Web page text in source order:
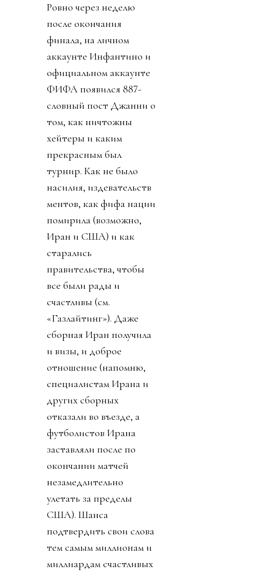
Ровно через неделю
после окончания
финала, на личном
аккаунте Инфантино и
официальном аккаунте
ФИФА появился 887-
словный пост Джанни о
том, как ничтожны
хейтеры и каким
прекрасным был
турнир. Как не было
насилия, издевательств
ментов, как фифа нации
помирила (возможно,
Иран и США) и как
старались
правительства, чтобы
все были рады и
счастливы (см.
«Газлайтинг»). Даже
сборная Иран получила
и визы, и доброе
отношение (напомню,
специалистам Ирана и
других сборных
отказали во въезде, а
футболистов Ирана
заставляли после по
окончании матчей
незамедлительно
улетать за пределы
США). Шанса
подтвердить свои слова
тем самым миллионам и
миллиардам счастливых